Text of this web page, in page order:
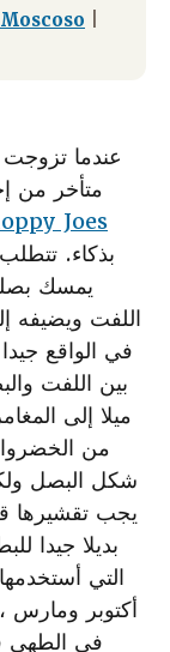
عندما
متأخر من
Joes
بذكاء.
يمسك
اللفت ويضيفه
في الواقع
بين اللفت
ميلا إلى
من
شكل البصل
يجب تقشيرها
بديلا جيدا
التي
أكتوبر ومارس
في الطهي